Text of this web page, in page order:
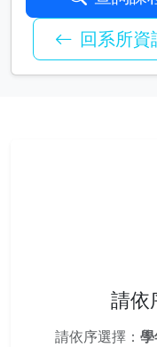
回系所資
請依
請依序選擇：